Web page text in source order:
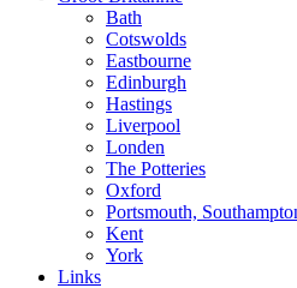
Bath
Cotswolds
Eastbourne
Edinburgh
Hastings
Liverpool
Londen
The Potteries
Oxford
Portsmouth,
Kent
York
Links